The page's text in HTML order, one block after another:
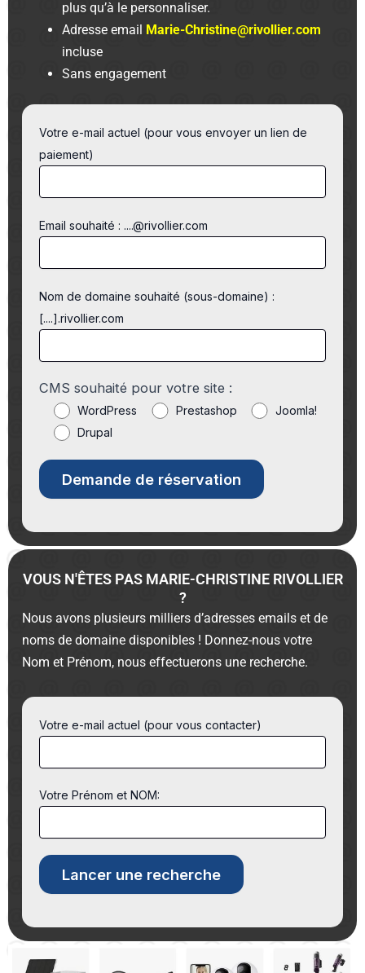
plus qu’à le personnaliser.
Adresse email Marie-Christine@rivollier.com
incluse
Sans engagement
Votre e-mail actuel (pour vous envoyer un lien de
paiement)
Email souhaité : ....@rivollier.com
Nom de domaine souhaité (sous-domaine) :
[....].rivollier.com
CMS souhaité pour votre site :
WordPress Prestashop
Joomla!
Drupal
VOUS N'ÊTES PAS MARIE-CHRISTINE RIVOLLIER
?
Nous avons plusieurs milliers d’adresses emails et de
noms de domaine disponibles ! Donnez-nous votre
Nom et Prénom, nous effectuerons une recherche.
Votre e-mail actuel (pour vous contacter)
Votre Prénom et NOM: